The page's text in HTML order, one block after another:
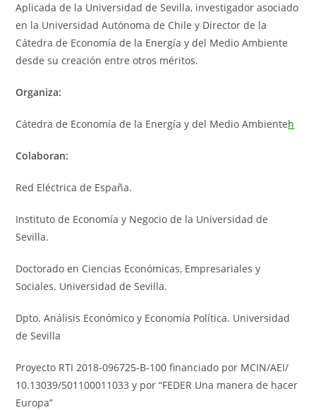
Aplicada de la Universidad de Sevilla, investigador asociado
en la Universidad Autónoma de Chile y Director de la
Cátedra de Economía de la Energía y del Medio Ambiente
desde su creación entre otros méritos.
Organiza:
Cátedra de Economía de la Energía y del Medio Ambienteh
Colaboran:
Red Eléctrica de España.
Instituto de Economía y Negocio de la Universidad de
Sevilla.
Doctorado en Ciencias Económicas, Empresariales y
Sociales. Universidad de Sevilla.
Dpto. Análisis Económico y Economía Política. Universidad
de Sevilla
Proyecto RTI 2018-096725-B-100 financiado por MCIN/AEI/
10.13039/501100011033 y por “FEDER Una manera de hacer
Europa”